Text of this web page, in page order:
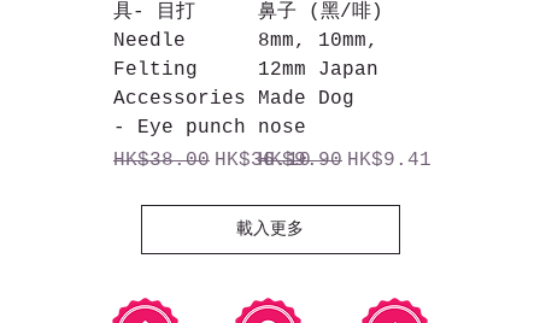
具- 目打
Needle
Felting
Accessories
- Eye punch
一般價格
HK$38.00 促銷價格
HK$36.10
鼻子 (黑/啡)
8mm, 10mm,
12mm Japan
Made Dog
nose
一般價格
HK$9.90 促銷價格
HK$9.41
載入更多